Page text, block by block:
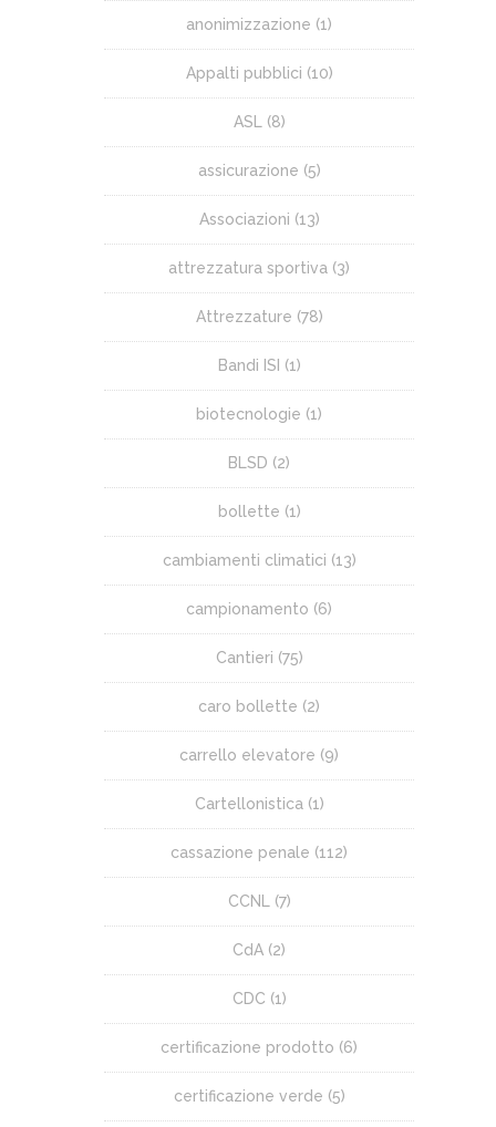
anonimizzazione (1)
Appalti pubblici (10)
ASL (8)
assicurazione (5)
Associazioni (13)
attrezzatura sportiva (3)
Attrezzature (78)
Bandi ISI (1)
biotecnologie (1)
BLSD (2)
bollette (1)
cambiamenti climatici (13)
campionamento (6)
Cantieri (75)
caro bollette (2)
carrello elevatore (9)
Cartellonistica (1)
cassazione penale (112)
CCNL (7)
CdA (2)
CDC (1)
certificazione prodotto (6)
certificazione verde (5)